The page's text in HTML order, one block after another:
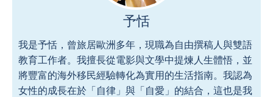
予恬
我是予恬，曾旅居歐洲多年，現職為自由撰稿人與雙語
教育工作者。我擅長從電影與文學中提煉人生體悟，並
將豐富的海外移民經驗轉化為實用的生活指南。我認為
女性的成長在於「自律」與「自愛」的結合，這也是我